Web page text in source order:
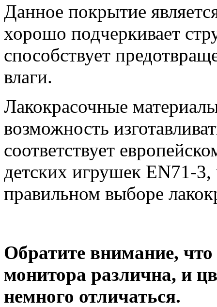
Данное покрытие
хорошо подчеркивает
способствует
влаги.
Лакокрасочные
возможность
соответствует
детских игрушек EN71-3,
правильном выборе
Обратите внимание, что
монитора различна, и
немного отличаться.